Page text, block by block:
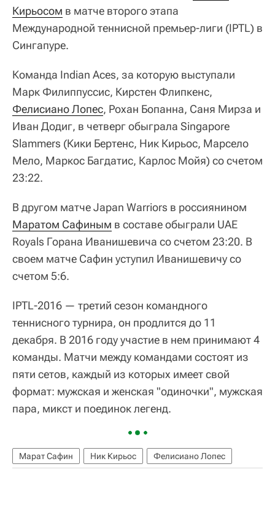
Кирьосом в матче второго этапа
Международной теннисной премьер-лиги (IPTL) в
Сингапуре.
Команда Indian Aces, за которую выступали
Марк Филиппуссис, Кирстен Флипкенс,
Фелисиано Лопес, Рохан Бопанна, Саня Мирза и
Иван Додиг, в четверг обыграла Singapore
Slammers (Кики Бертенс, Ник Кирьос, Марсело
Мело, Маркос Багдатис, Карлос Мойя) со счетом
23:22.
В другом матче Japan Warriors в россиянином
Маратом Сафиным в составе обыграли UAE
Royals Горана Иванишевича со счетом 23:20. В
своем матче Сафин уступил Иванишевичу со
счетом 5:6.
IPTL-2016 — третий сезон командного
теннисного турнира, он продлится до 11
декабря. В 2016 году участие в нем принимают 4
команды. Матчи между командами состоят из
пяти сетов, каждый из которых имеет свой
формат: мужская и женская "одиночки", мужская
пара, микст и поединок легенд.
Марат Сафин Ник Кирьос Фелисиано Лопес